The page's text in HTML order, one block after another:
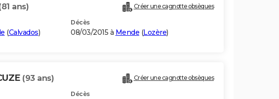
ans) Créer une cagnotte obsèques
(Calvados)
Décès
08/03/2015 à Mende (Lozère)
(93 ans) Créer une cagnotte obsèques
Décès